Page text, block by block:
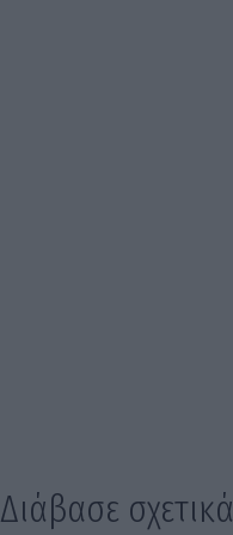
Διάβασε σχετικά